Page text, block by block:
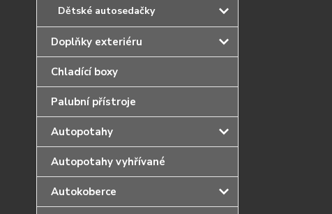
Dětské autosedačky
Doplňky exteriéru
Chladící boxy
Palubní přístroje
Autopotahy
Autopotahy vyhřívané
Autokoberce